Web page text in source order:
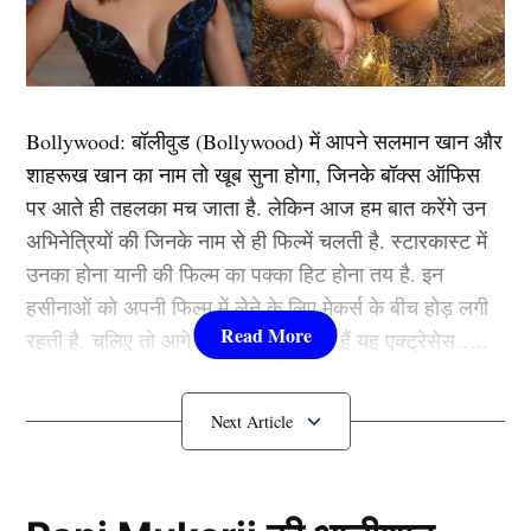
कर ली।हालांकि, उनकी शादी ज्यादा दिन नहीं चल सकी और
साल 2004 में उनका तलाक हो गया।
2.शर्मिला टैगोर
मशहूर और दिग्गज क्रिकेटर मंसूर अली खान पटौदी और एक्ट्रेस
(Bollywood Actress) शर्मिला टैगोर की प्रेम कहानी हमेशा चर्चा
में रही। उनकी प्रेम कहानी के किस्से आज भी सुने जा सकते हैं।
इस्लाम धर्म अपना लिया था।
Bollywood:बॉलीवुड (Bollywood)में आपने सलमान खान और
शाहरूख खान का नाम तो खूब सुना होगा, जिनके बॉक्स ऑफिस
पर आते ही तहलका मच जाता है. लेकिन आज हम बात करेंगे उन
अभिनेत्रियों की जिनके नाम से ही फिल्में चलती है. स्टारकास्ट में
उनका होना यानी की फिल्म का पक्का हिट होना तय है. इन
हसीनाओं को अपनी फिल्म में लेने के लिए मेकर्स के बीच होड़ लगी
रहती है. चलिए तो आगे जानते हैं कौन-कौन हैं यह एक्ट्रेसेस…..
कौन हैंBollywood की यह हसीनाएं?
Padukone)